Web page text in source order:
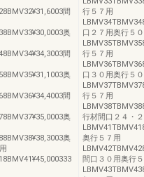
間
奥
間
奥
間
奥
奥
行５７用
口２７用奥行５
行５７用
口３０用奥行５
行５７用
行材間口２４・
奥行５７用
間口３０用奥行